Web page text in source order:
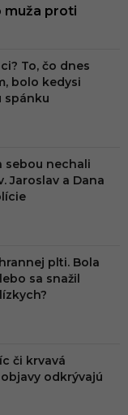
muža proti
To, čo dnes
bolo kedysi
spánku
sebou nechali
Jaroslav a Dana
plti. Bola
sa snažil
či krvavá
odkrývajú